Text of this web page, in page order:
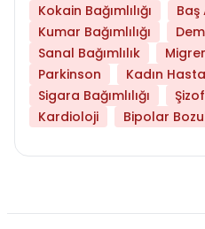
Kokain Bağımlılığı
Baş
Kumar Bağımlılığı
Sanal Bağımlılık
Parkinson
Kadın
Sigara Bağımlılığı
Kardioloji
Bipolar